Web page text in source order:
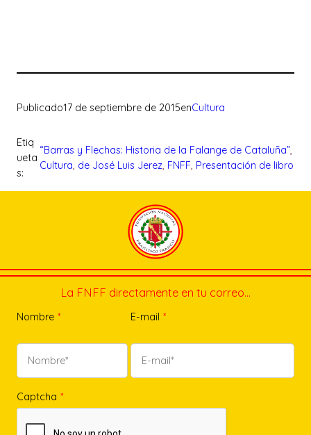
Publicado17 de septiembre de 2015enCultura
Etiq
ueta
s:
“Barras y Flechas: Historia de la Falange de Cataluña”
Cultura, de José Luis Jerez, FNFF, Presentación de libro
La FNFF directamente en tu correo…
Nombre * E-mail *
Captcha *